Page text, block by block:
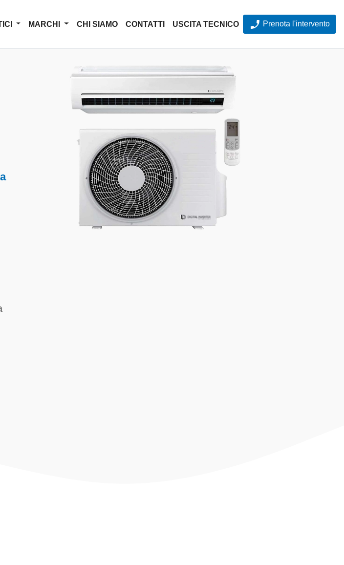
MARCHI CHI SIAMO CONTATTI USCITA TECNICO Prenota l'intervento